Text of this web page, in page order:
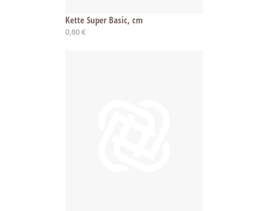
Kette Super Basic, cm
0,80 €